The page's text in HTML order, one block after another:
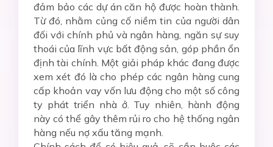
đảm bảo các dự án căn hộ được hoàn thành.
Từ đó, nhằm củng cố niềm tin của người dân
đối với chính phủ và ngân hàng, ngăn sự suy
thoái của lĩnh vực bất động sản, góp phần ổn
định tài chính. Một giải pháp khác đang được
xem xét đó là cho phép các ngân hàng cung
cấp khoản vay vốn lưu động cho một số công
ty phát triển nhà ở. Tuy nhiên, hành động
này có thể gây thêm rủi ro cho hệ thống ngân
hàng nếu nợ xấu tăng mạnh.